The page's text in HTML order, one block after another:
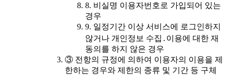
8. 비실명 이용자번호로 가입되어 있는
경우
9. 일정기간 이상 서비스에 로그인하지
않거나 개인정보 수집․이용에 대한 재
동의를 하지 않은 경우
③ 전항의 규정에 의하여 이용자의 이용을 제
한하는 경우와 제한의 종류 및 기간 등 구체